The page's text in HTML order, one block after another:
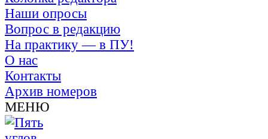
Наши опросы
Вопрос в редакцию
На практику — в ПУ!
О нас
Контакты
Архив номеров
МЕНЮ